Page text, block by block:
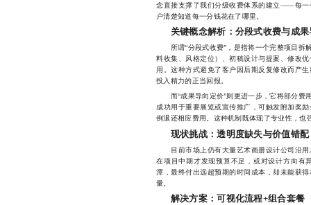
念直接支撑了我们分级收费体系的建立——每一
户清楚知道每一分钱花在了哪里。
关键概念解析：分段式收费与成
所谓“分段式收费”，是指将一个完整项目拆
料收集、风格定位）、初稿设计与提案、修改
用。这种方式避免了客户因后期反复修改而产
投入精力的正当回报。
而“成果导向定价”则更进一步，它将部分费
成功用于重要展览或宣传推广，可触发附加奖
例退还相应费用。这种机制既体现了专业性，也
现状挑战：透明度缺失与价值错配
目前市场上仍有大量艺术画册设计公司沿用
在项目中期才发现预算不足，或对设计方向有
潭，最终付出远超预期的时间成本，却未能获
量。
解决方案：可视化流程+组合套餐